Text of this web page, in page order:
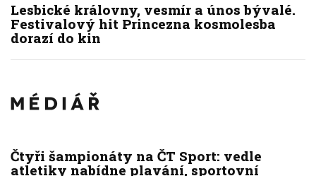
Lesbické královny, vesmír a únos bývalé.
Festivalový hit Princezna kosmolesba
dorazí do kin
Čtyři šampionáty na ČT Sport: vedle
atletiky nabídne plavání, sportovní